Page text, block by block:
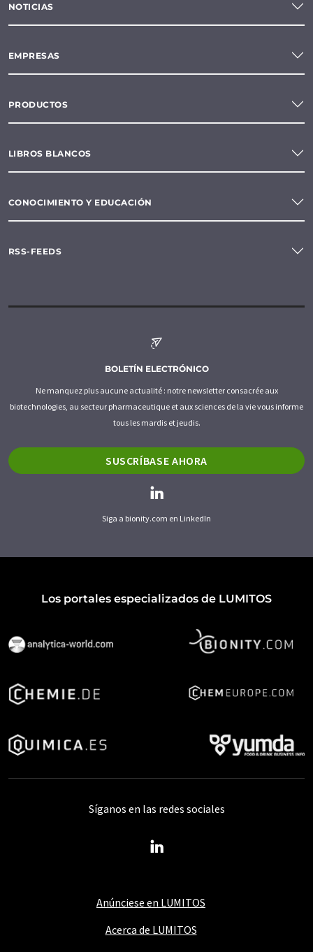
NOTICIAS
EMPRESAS
PRODUCTOS
LIBROS BLANCOS
CONOCIMIENTO Y EDUCACIÓN
RSS-FEEDS
BOLETÍN ELECTRÓNICO
Ne manquez plus aucune actualité : notre newsletter consacrée aux
biotechnologies, au secteur pharmaceutique et aux sciences de la vie vous informe
tous les mardis et jeudis.
SUSCRÍBASE AHORA
Siga a bionity.com en LinkedIn
Los portales especializados de LUMITOS
Anúnciese en LUMITOS
Acerca de LUMITOS
Síganos en las redes sociales